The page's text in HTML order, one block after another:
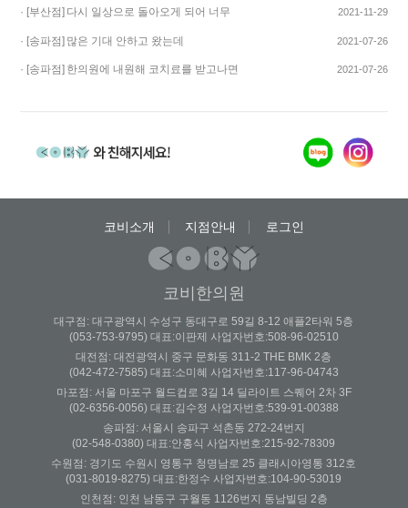
· [부산점] 다시 일상으로 돌아오게 되어 너무
2021-11-29
· [송파점] 많은 기대 안하고 왔는데
2021-07-26
· [송파점] 한의원에 내원해 코치료를 받고나면
2021-07-26
코비소개 지점안내 로그인
코비한의원
대구점: 대구광역시 수성구 동대구로 59길 8-12 애플2타워 5층
(053-753-9795) 대표:이판제 사업자번호:508-96-02510
대전점: 대전광역시 중구 문화동 311-2 THE BMK 2층
(042-472-7585) 대표:소미혜 사업자번호:117-96-04743
마포점: 서울 마포구 월드컵로 3길 14 딜라이트 스퀘어 2차 3F
(02-6356-0056) 대표:김수정 사업자번호:539-91-00388
송파점: 서울시 송파구 석촌동 272-24번지
(02-548-0380) 대표:안홍식 사업자번호:215-92-78309
수원점: 경기도 수원시 영통구 청명남로 25 클래시아영통 312호
(031-8019-8275) 대표:한정수 사업자번호:104-90-53019
인천점: 인천 남동구 구월동 1126번지 동남빌딩 2층